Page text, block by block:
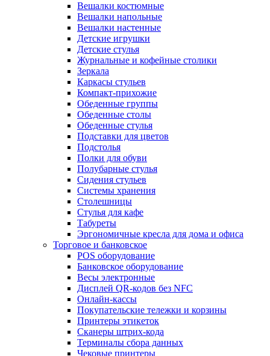
Вешалки костюмные
Вешалки напольные
Вешалки настенные
Детские игрушки
Детские стулья
Журнальные и кофейные столики
Зеркала
Каркасы стульев
Компакт-прихожие
Обеденные группы
Обеденные столы
Обеденные стулья
Подставки для цветов
Подстолья
Полки для обуви
Полубарные стулья
Сидения стульев
Системы хранения
Столешницы
Стулья для кафе
Табуреты
Эргономичные кресла для дома и офиса
Торговое и банковское
POS оборудование
Банковское оборудование
Весы электронные
Дисплей QR-кодов без NFC
Онлайн-кассы
Покупательские тележки и корзины
Принтеры этикеток
Сканеры штрих-кода
Терминалы сбора данных
Чековые принтеры